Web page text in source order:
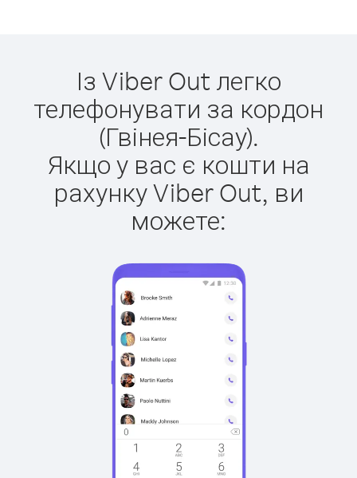
Із Viber Out легко
телефонувати за кордон
(Гвінея-Бісау).
Якщо у вас є кошти на
рахунку Viber Out, ви
можете: